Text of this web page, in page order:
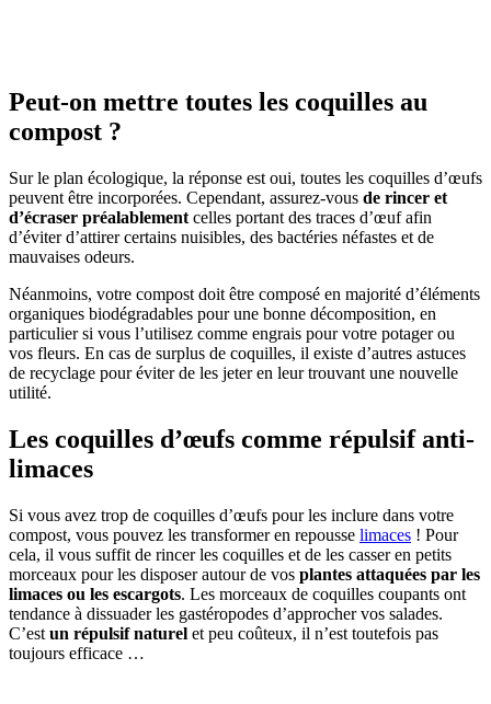
Peut-on mettre toutes les coquilles au
compost ?
Sur le plan écologique, la réponse est oui, toutes les coquilles d’œufs
peuvent être incorporées. Cependant, assurez-vous de rincer et
d’écraser préalablement celles portant des traces d’œuf afin
d’éviter d’attirer certains nuisibles, des bactéries néfastes et de
mauvaises odeurs.
Néanmoins, votre compost doit être composé en majorité d’éléments
organiques biodégradables pour une bonne décomposition, en
particulier si vous l’utilisez comme engrais pour votre potager ou
vos fleurs. En cas de surplus de coquilles, il existe d’autres astuces
de recyclage pour éviter de les jeter en leur trouvant une nouvelle
utilité.
Les coquilles d’œufs comme répulsif anti-
limaces
Si vous avez trop de coquilles d’œufs pour les inclure dans votre
compost, vous pouvez les transformer en repousse limaces ! Pour
cela, il vous suffit de rincer les coquilles et de les casser en petits
morceaux pour les disposer autour de vos plantes attaquées par les
limaces ou les escargots. Les morceaux de coquilles coupants ont
tendance à dissuader les gastéropodes d’approcher vos salades.
C’est un répulsif naturel et peu coûteux, il n’est toutefois pas
toujours efficace …